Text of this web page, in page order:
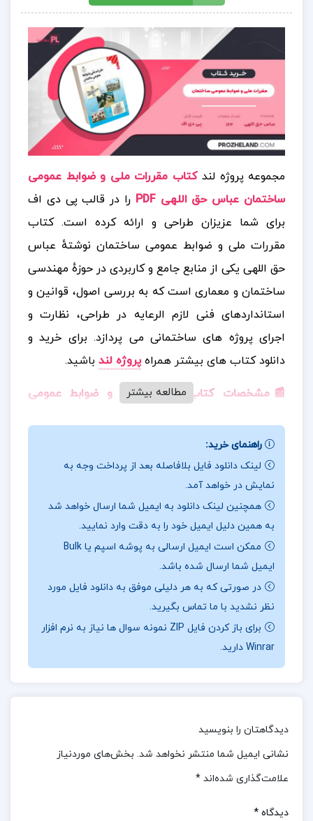
مجموعه پروژه لندکتاب مقررات ملی و ضوابط عمومی
ساختمان عباس حق اللهی PDF
را در قالب پی دی اف
برای شما عزیزان طراحی و ارائه کرده است. کتاب
مقررات ملی و ضوابط عمومی ساختمان نوشتهٔ عباس
حق اللهی یکی از منابع جامع و کاربردی در حوزهٔ مهندسی
ساختمان و معماری است که به بررسی اصول، قوانین و
استانداردهای فنی لازم الرعایه در طراحی، نظارت و
اجرای پروژه های ساختمانی می پردازد. برای خرید و
دانلود کتاب های بیشتر همراهپروژه لند باشید.
📰مشخصات کتاب مقررات ملی و ضوابط عمومی
وری و صرفه جویی اقتصادی در ساخت وساز تدوین شده و
برای مهندسان، معماران، پیمانکاران و دانشجویان رشته
های مرتبط بسیار مفید است. این کتاب توسط شرکت
چاپ و نشر کتاب های درسی ایران منتشر شده و در قالب
درسی برای رشتهٔ ساختمان در دورهٔ متوسطهٔ فنی وحرفه
ای نیز مورد استفاده قرار می گیرد.
📖بخشی از کتاب مقررات ملی و ضوابط عمومی
ساختمان:در این کتاب، نویسنده با زبانی دقیق و فنی، به
موضوعاتی چون فلسفهٔ وجودی آیین نامه ها، شناخت
انواع ساختارهای سازه ای، ضوابط بارگذاری، اصول ایمنی و
است. همچنین مثال های کاربردی و توضیحات شفاف در
📌 فهرست مطالب کتاب مقررات ملی و ضوابط عمومی
مطالعه بیشتر
راهنمای خرید:
لینک دانلود فایل بلافاصله بعد از پرداخت وجه به
نمایش در خواهد آمد.
همچنین لینک دانلود به ایمیل شما ارسال خواهد شد
به همین دلیل ایمیل خود را به دقت وارد نمایید.
ممکن است ایمیل ارسالی به پوشه اسپم یا Bulk
ایمیل شما ارسال شده باشد.
در صورتی که به هر دلیلی موفق به دانلود فایل مورد
نظر نشدید با ما تماس بگیرید.
برای باز کردن فایل ZIP نمونه سوال ها نیاز به نرم افزار
Winrar دارید.
دیدگاهتان را بنویسید
نشانی ایمیل شما منتشر نخواهد شد. بخش‌های موردنیاز
علامت‌گذاری شده‌اند *
دیدگاه *